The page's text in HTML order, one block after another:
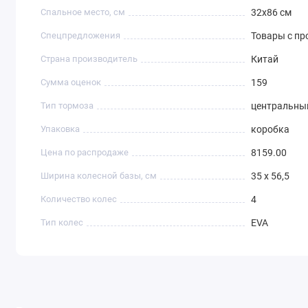
Спальное место, см 32х86 см
Спецпредложения Товары с
Страна производитель Китай
Сумма оценок 159
Тип тормоза
Упаковка коробка
Цена по распродаже 8159.00
Ширина колесной базы, см 35 х 56,5
Количество колес 4
Тип колес EVA